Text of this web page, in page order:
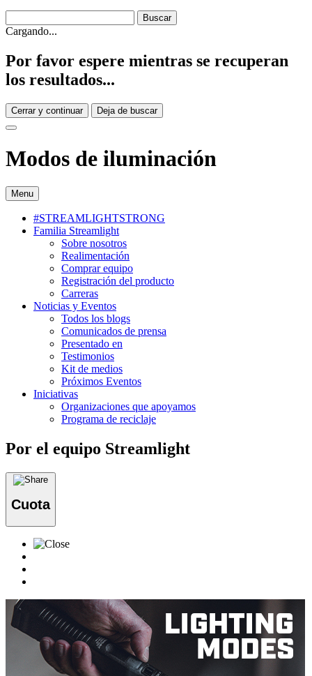
Cargando...
Por favor espere mientras se recuperan
los resultados...
Cerrar y continuar Deja de buscar
Modos de iluminación
Menu
#STREAMLIGHTSTRONG
Familia Streamlight
Sobre nosotros
Realimentación
Comprar equipo
Registración del producto
Carreras
Noticias y Eventos
Todos los blogs
Comunicados de prensa
Presentado en
Testimonios
Kit de medios
Próximos Eventos
Iniciativas
Organizaciones que apoyamos
Programa de reciclaje
Por el equipo Streamlight
Cuota